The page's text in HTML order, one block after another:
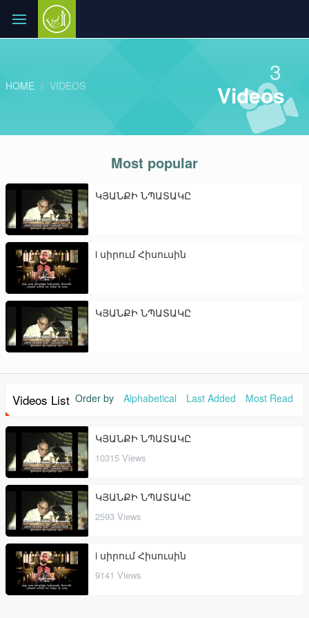
HOME VIDEOS 3
Videos
Most popular
ԿՅԱՆՔԻ ՆՊԱՏԱԿԸ
i սիրում Հիսուսին
ԿՅԱՆՔԻ ՆՊԱՏԱԿԸ
Videos List Order by Alphabetical Last Added Most Read
ԿՅԱՆՔԻ ՆՊԱՏԱԿԸ
10315 Views
ԿՅԱՆՔԻ ՆՊԱՏԱԿԸ
2593 Views
i սիրում Հիսուսին
9141 Views